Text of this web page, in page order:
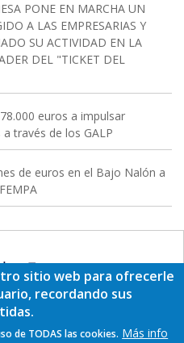
PONE EN MARCHA UN
A LAS EMPRESARIAS Y
SU ACTIVIDAD EN LA
DEL "TICKET DEL
euros a impulsar
través de los GALP
de euros en el Bajo Nalón a
sitio web para ofrecerle
recordando sus
de TODAS las cookies. Más info